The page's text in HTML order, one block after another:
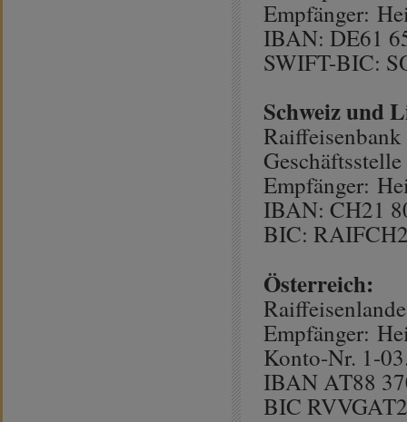
Empfänger:
IBAN: DE61
SWIFT-BIC:
Schweiz und
Empfänger:
IBAN: CH21
BIC:
Österreich:
Empfänger:
Konto-Nr. 1-
IBAN AT88
BIC